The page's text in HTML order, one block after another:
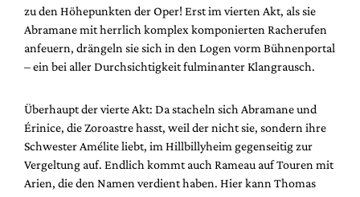
zu den Höhepunkten der Oper! Erst im vierten Akt, als sie
Abramane mit herrlich komplex komponierten Racherufen
anfeuern, drängeln sie sich in den Logen vorm Bühnenportal
– ein bei aller Durchsichtigkeit fulminanter Klangrausch.
Überhaupt der vierte Akt: Da stacheln sich Abramane und
Érinice, die Zoroastre hasst, weil der nicht sie, sondern ihre
Schwester Amélite liebt, im Hillbillyheim gegenseitig zur
Vergeltung auf. Endlich kommt auch Rameau auf Touren mit
Arien, die den Namen verdient haben. Hier kann Thomas